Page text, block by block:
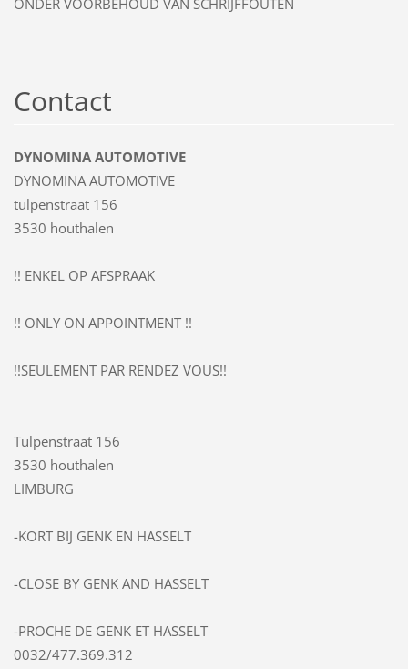
ONDER VOORBEHOUD VAN SCHRIJFFOUTEN
Contact
DYNOMINA AUTOMOTIVE
DYNOMINA AUTOMOTIVE
tulpenstraat 156
3530 houthalen
!! ENKEL OP AFSPRAAK
!! ONLY ON APPOINTMENT !!
!!SEULEMENT PAR RENDEZ VOUS!!
Tulpenstraat 156
3530 houthalen
LIMBURG
-KORT BIJ GENK EN HASSELT
-CLOSE BY GENK AND HASSELT
-PROCHE DE GENK ET HASSELT
0032/477.369.312